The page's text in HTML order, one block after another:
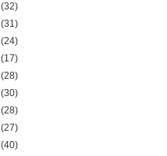
(32)
(31)
(24)
(17)
(28)
(30)
(28)
(27)
(40)